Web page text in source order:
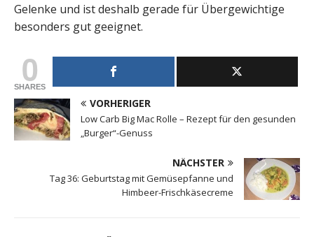
Gelenke und ist deshalb gerade für Übergewichtige
besonders gut geeignet.
0
SHARES
VORHERIGER
Low Carb Big Mac Rolle – Rezept für den gesunden
„Burger“-Genuss
NÄCHSTER
Tag 36: Geburtstag mit Gemüsepfanne und
Himbeer-Frischkäsecreme